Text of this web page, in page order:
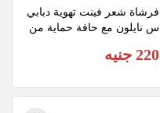
فرشاة شعر فينت تهوية دبابي
220 جنيه